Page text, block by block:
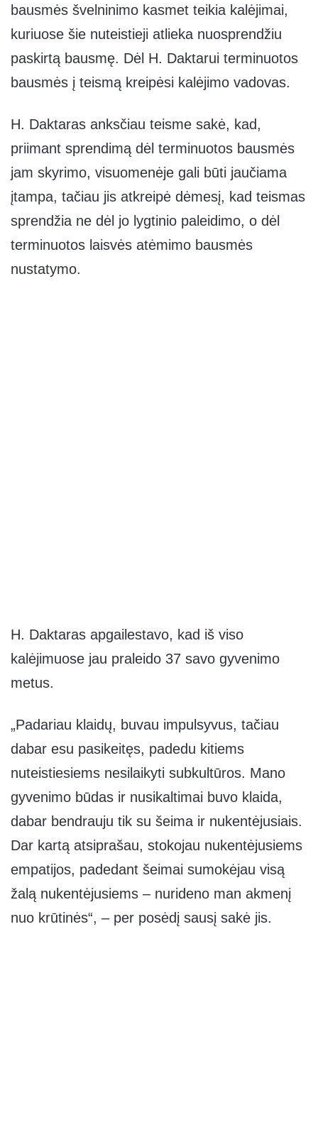
bausmės švelninimo kasmet teikia kalėjimai,
kuriuose šie nuteistieji atlieka nuosprendžiu
paskirtą bausmę. Dėl H. Daktarui terminuotos
bausmės į teismą kreipėsi kalėjimo vadovas.
H. Daktaras anksčiau teisme sakė, kad,
priimant sprendimą dėl terminuotos bausmės
jam skyrimo, visuomenėje gali būti jaučiama
įtampa, tačiau jis atkreipė dėmesį, kad teismas
sprendžia ne dėl jo lygtinio paleidimo, o dėl
terminuotos laisvės atėmimo bausmės
nustatymo.
H. Daktaras apgailestavo, kad iš viso
kalėjimuose jau praleido 37 savo gyvenimo
metus.
„Padariau klaidų, buvau impulsyvus, tačiau
dabar esu pasikeitęs, padedu kitiems
nuteistiesiems nesilaikyti subkultūros. Mano
gyvenimo būdas ir nusikaltimai buvo klaida,
dabar bendrauju tik su šeima ir nukentėjusiais.
Dar kartą atsiprašau, stokojau nukentėjusiems
empatijos, padedant šeimai sumokėjau visą
žalą nukentėjusiems – nurideno man akmenį
nuo krūtinės“, – per posėdį sausį sakė jis.